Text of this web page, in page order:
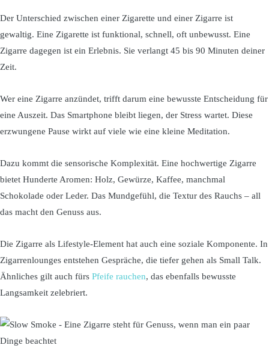
Der Unterschied zwischen einer Zigarette und einer Zigarre ist
gewaltig. Eine Zigarette ist funktional, schnell, oft unbewusst. Eine
Zigarre dagegen ist ein Erlebnis. Sie verlangt 45 bis 90 Minuten deiner
Zeit.
Wer eine Zigarre anzündet, trifft darum eine bewusste Entscheidung für
eine Auszeit. Das Smartphone bleibt liegen, der Stress wartet. Diese
erzwungene Pause wirkt auf viele wie eine kleine Meditation.
Dazu kommt die sensorische Komplexität. Eine hochwertige Zigarre
bietet Hunderte Aromen: Holz, Gewürze, Kaffee, manchmal
Schokolade oder Leder. Das Mundgefühl, die Textur des Rauchs – all
das macht den Genuss aus.
Die Zigarre als Lifestyle-Element hat auch eine soziale Komponente. In
Zigarrenlounges entstehen Gespräche, die tiefer gehen als Small Talk.
Ähnliches gilt auch fürs Pfeife rauchen, das ebenfalls bewusste
Langsamkeit zelebriert.